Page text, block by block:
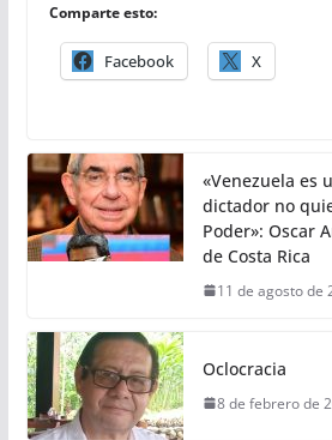
Comparte esto:
Facebook X
«Venezuela es
dictador no
Poder»: Oscar
de Costa Rica
11 de agosto de
Oclocracia
8 de febrero de